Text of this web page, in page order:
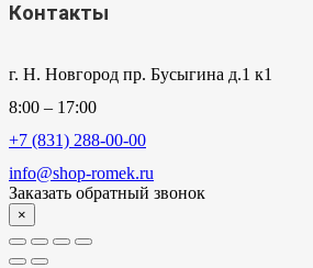
Контакты
г. Н. Новгород пр. Бусыгина д.1 к1
8:00 – 17:00
+7 (831) 288-00-00
info@shop-romek.ru
Заказать обратный звонок
×